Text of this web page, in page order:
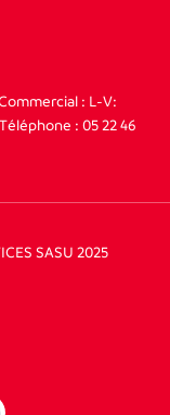
: L-V:
Téléphone : 05 22 46
SASU 2025